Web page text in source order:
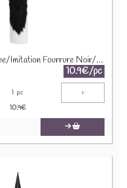
Pere Noel Ceramique/Imitation Fourrure Noir/Blanc Large 86755
10.9€/pc
1 pc +
10.9€